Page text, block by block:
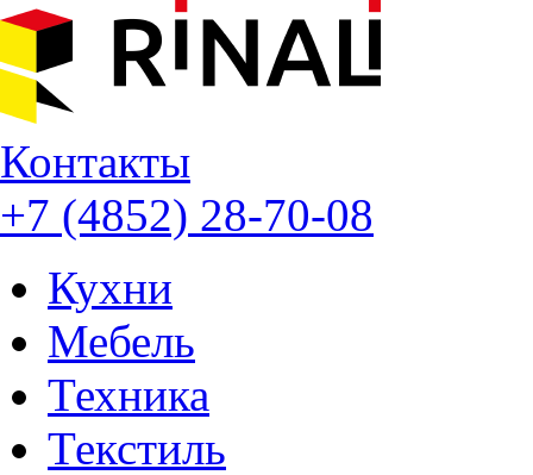
Контакты
+7 (4852) 28-70-08
Кухни
Мебель
Техника
Текстиль